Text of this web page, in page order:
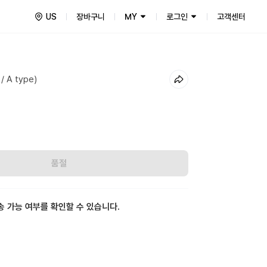
US 장바구니 MY 로그인 고객센터
A type)
품절
가능 여부를 확인할 수 있습니다.